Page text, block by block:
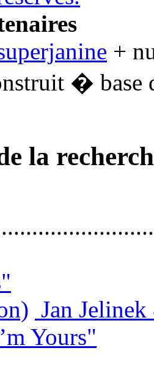
+
� base
la
Jan
Yours"